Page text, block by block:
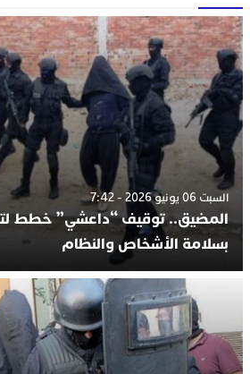
السبت 06 يونيو 2026 - 7:42
المضيق.. توقيف “داعشي” خطط
بسلامة الأشخاص والنظام